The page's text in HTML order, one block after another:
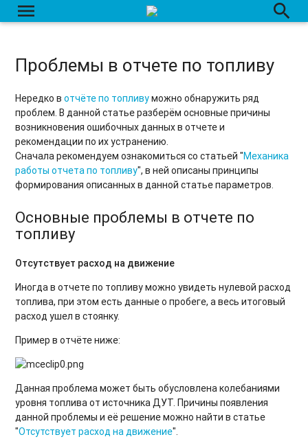
menu search
Проблемы в отчете по топливу
Нередко вотчёте по топливуможно обнаружить ряд
проблем. В данной статье разберём основные причины
возникновения ошибочных данных в отчете и
рекомендации по их устранению.
Сначала рекомендуем ознакомиться со статьей "Механика
работы отчета по топливу", в ней описаны принципы
формирования описанных в данной статье параметров.
Основные проблемы в отчете по
топливу
Отсутствует расход на движение
Иногда в отчете по топливу можно увидеть нулевой расход
топлива, при этом есть данные о пробеге, а весь итоговый
расход ушел в стоянку.
Пример в отчёте ниже:
Данная проблема может быть обусловлена колебаниями
уровня топлива от источника ДУТ. Причины появления
данной проблемы и её решение можно найти в статье
"Отсутствует расход на движение".